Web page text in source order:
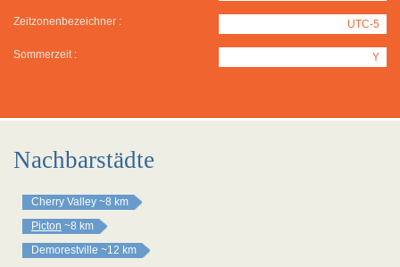
Zeitzonenbezeichner : UTC-5
Sommerzeit : Y
Nachbarstädte
Cherry Valley ~8 km
Picton ~8 km
Demorestville ~12 km